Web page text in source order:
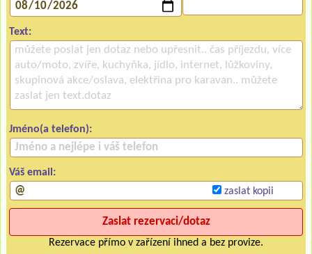
Text:
Jméno(a telefon):
Váš email:
zaslat kopii
Rezervace přímo v zařízení ihned a bez provize.